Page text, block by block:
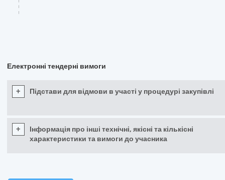
Електронні тендерні вимоги
+ Підстави для відмови в участі у процедурі закупівлі
+
Інформація про інші технічні, якісні та кількісні
характеристики та вимоги до учасника